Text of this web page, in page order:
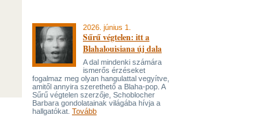
2026. június 1.
Sűrű végtelen: itt a
Blahalouisiana új dala
A dal mindenki számára
ismerős érzéseket
fogalmaz meg olyan hangulattal vegyítve,
amitől annyira szerethető a Blaha-pop. A
Sűrű végtelen szerzője, Schoblocher
Barbara gondolatainak világába hívja a
hallgatókat. Tovább